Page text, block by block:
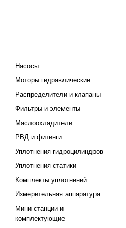
Насосы
Моторы гидравлические
Распределители и клапаны
Фильтры и элементы
Маслоохладители
РВД и фитинги
Уплотнения гидроцилиндров
Уплотнения статики
Комплекты уплотнений
Измерительная аппаратура
Мини-станции и
комплектующие